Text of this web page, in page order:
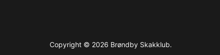
Copyright © 2026 Brøndby Skakklub.